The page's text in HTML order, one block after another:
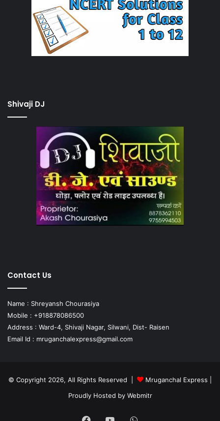
Shivaji DJ
Contact Us
Name : Shreyansh Chourasiya
Mobile : +918878086500
Address : Ward-4, Shivaji Nagar, Silwani, Dist- Raisen
Email Id : mruganchalexpress@gmail.com
© Copyright 2026, All Rights Reserved | Mruganchal Express
Proudly Hosted by Webmitr